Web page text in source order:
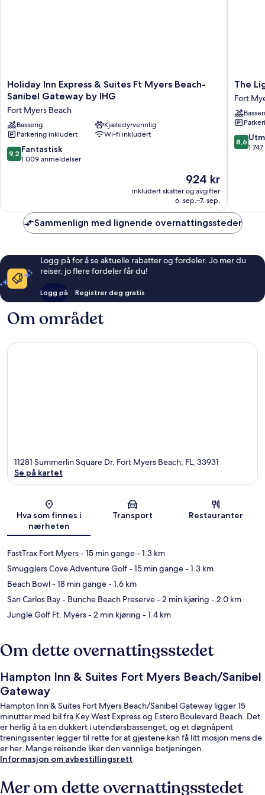
Holiday
Inn
&
Suites
Ft
Myers
Beach-
Fort
Myers
Beach
Holiday Inn Express & Suites Ft Myers Beach-
Sanibel Gateway by IHG
Fort Myers Beach
Basseng
Kjæledyrvennlig
Parkering inkludert
Wi-fi inkludert
9.2
av
9,2 Fantastisk
1 009 anmeldelser
Prisen
924 kr
924 kr
inkludert skatter og avgifter
6. sep.–7. sep.
The
Resort
Inn
&
Suites
Fort
The
Fort
8.6
av
8,6
1
Sammenlign med lignende overnattingssteder
Logg på for å se aktuelle rabatter og fordeler. Jo mer du
reiser, jo flere fordeler får du!
Logg på Registrer deg gratis
Om området
Kart
11281 Summerlin Square Dr, Fort Myers Beach, FL, 33931
Se på kartet
Hva som finnes i
nærheten
Transport Restauranter
FastTrax Fort Myers- 15 min gange- 1.3 km
Smugglers Cove Adventure Golf- 15 min gange- 1.3 km
Beach Bowl- 18 min gange- 1.6 km
San Carlos Bay - Bunche Beach Preserve- 2 min kjøring - 2.0 km
Jungle Golf Ft. Myers- 2 min kjøring - 1.4 km
Om dette overnattingsstedet
Hampton Inn & Suites Fort Myers Beach/Sanibel
Gateway
Hampton Inn & Suites Fort Myers Beach/Sanibel Gateway ligger 15
minutter med bil fra Key West Express og Estero Boulevard Beach. Det
er herlig å ta en dukkert i utendørsbassenget, og et døgnåpent
treningssenter legger til rette for at gjestene kan få litt mosjon mens de
er her. Mange reisende liker den vennlige betjeningen.
Informasjon om avbestillingsrett
Mer om dette overnattingsstedet